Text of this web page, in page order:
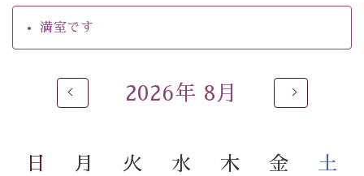
【温泉】
るご入浴をお愉しみください。
■お座敷風呂（大浴場）
す。
満室です
2026年 8月
日 月 火 水 木 金 土